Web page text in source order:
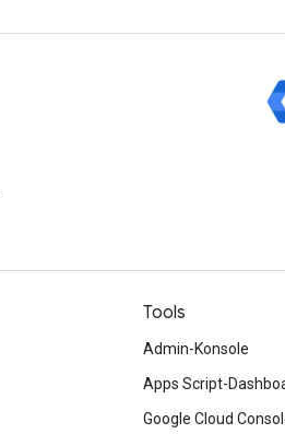
Tools
Admin-Konsole
Apps Script-
Google Cloud